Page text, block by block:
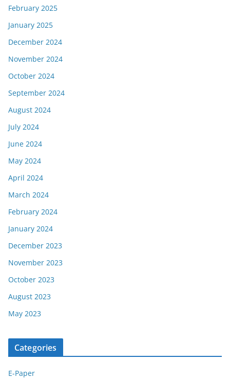
February 2025
January 2025
December 2024
November 2024
October 2024
September 2024
August 2024
July 2024
June 2024
May 2024
April 2024
March 2024
February 2024
January 2024
December 2023
November 2023
October 2023
August 2023
May 2023
Categories
E-Paper